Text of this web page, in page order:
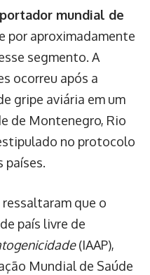
mundial de
por aproximadamente
segmento. A
ocorreu após a
gripe aviária em um
de Montenegro, Rio
no protocolo
países.
que o
país livre de
(IAAP),
Mundial de Saúde